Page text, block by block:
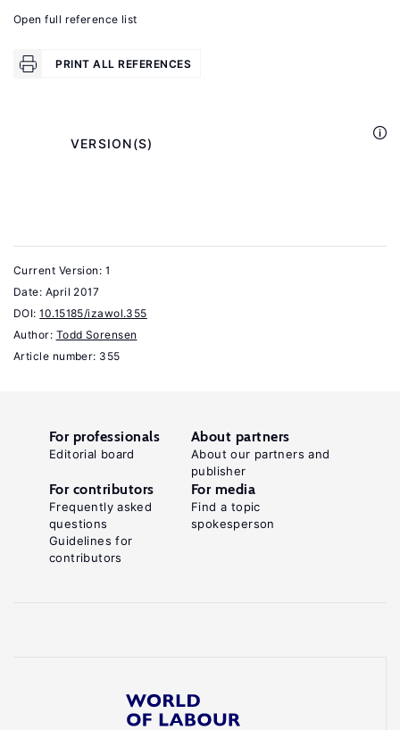
Markets .
NJ:
The
Economics
of
Imperfect
Key
Hirsch,
Open full reference list
PRINT ALL REFERENCES
Current Version: 1
Date: April 2017
DOI: 10.15185/izawol.355
Author: Todd Sorensen
Article number: 355
For professionals
Editorial board
About partners
About our partners and
publisher
For contributors
Frequently asked
questions
Guidelines for
contributors
For media
Find a topic
spokesperson